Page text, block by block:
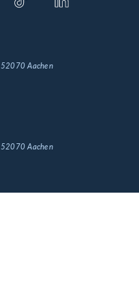
52070 Aachen
52070 Aachen